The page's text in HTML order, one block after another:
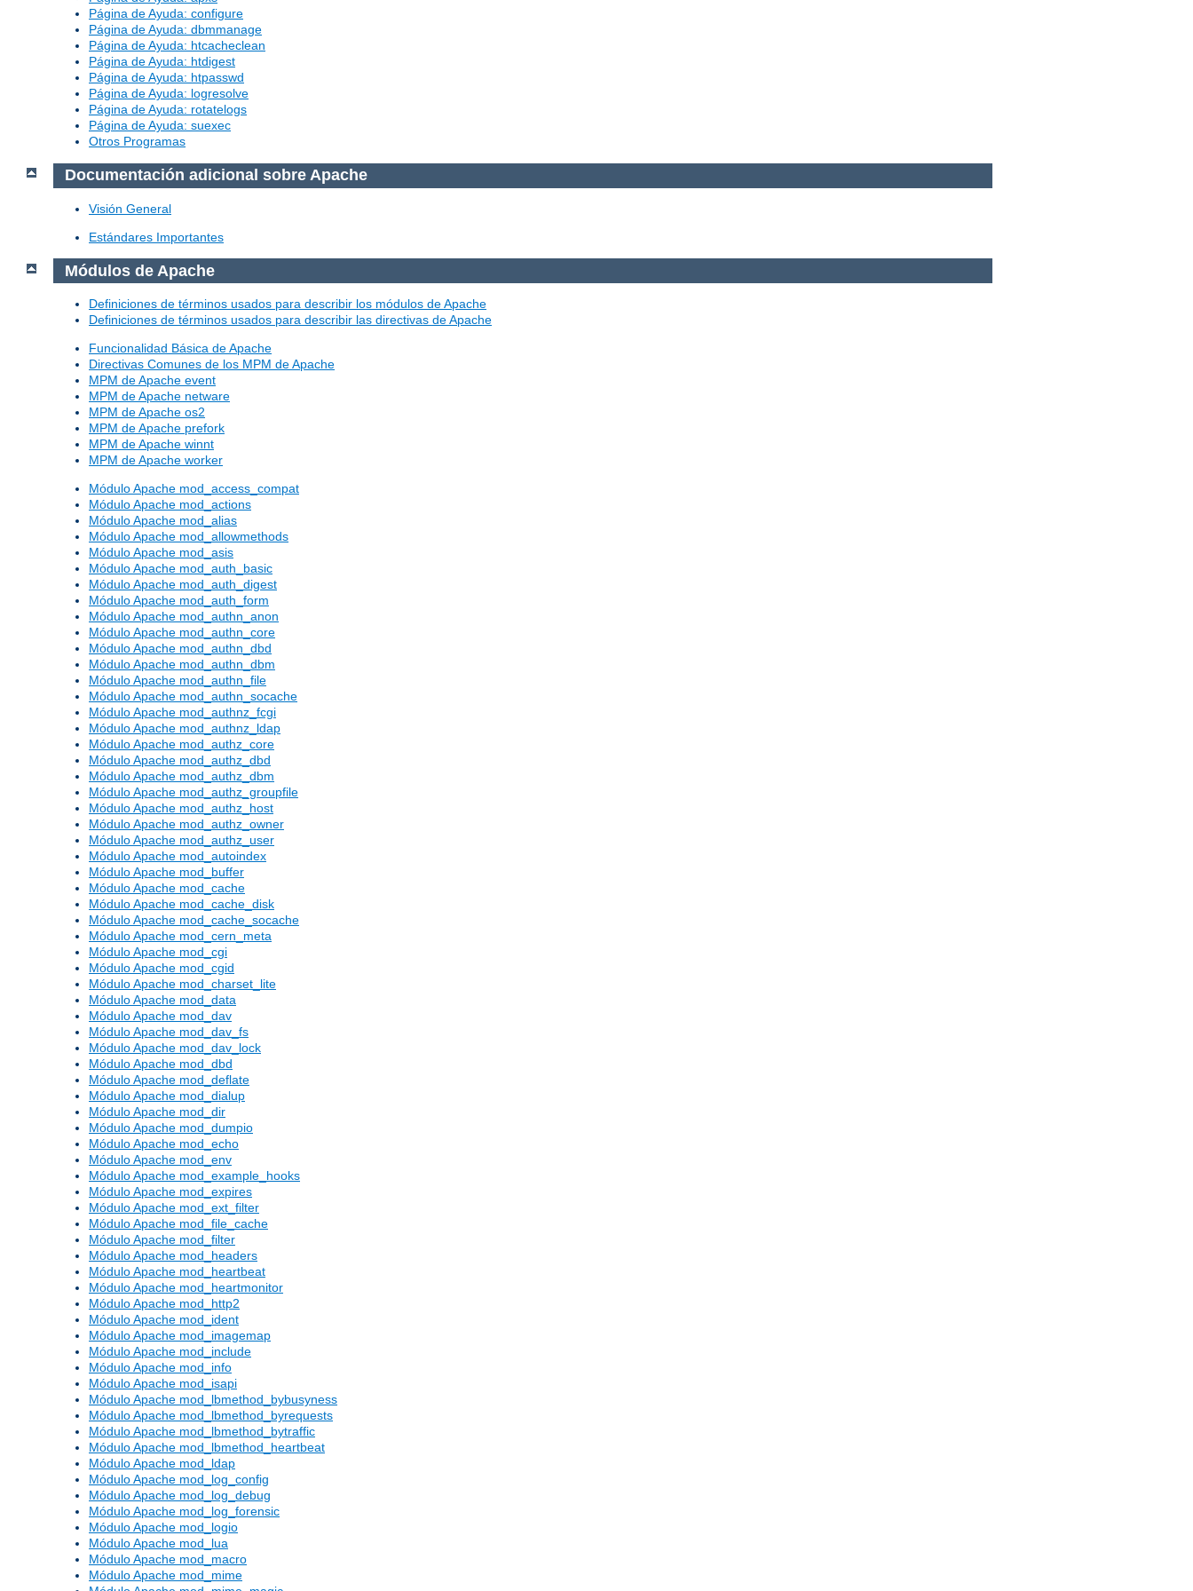
Página de Ayuda: configure
Página de Ayuda: dbmmanage
Página de Ayuda: htcacheclean
Página de Ayuda: htdigest
Página de Ayuda: htpasswd
Página de Ayuda: logresolve
Página de Ayuda: rotatelogs
Página de Ayuda: suexec
Otros Programas
Documentación adicional sobre Apache
Visión General
Estándares Importantes
Módulos de Apache
Definiciones de términos usados para describir los módulos de Apache
Definiciones de términos usados para describir las directivas de Apache
Funcionalidad Básica de Apache
Directivas Comunes de los MPM de Apache
MPM de Apache event
MPM de Apache netware
MPM de Apache os2
MPM de Apache prefork
MPM de Apache winnt
MPM de Apache worker
Módulo Apache mod_access_compat
Módulo Apache mod_actions
Módulo Apache mod_alias
Módulo Apache mod_allowmethods
Módulo Apache mod_asis
Módulo Apache mod_auth_basic
Módulo Apache mod_auth_digest
Módulo Apache mod_auth_form
Módulo Apache mod_authn_anon
Módulo Apache mod_authn_core
Módulo Apache mod_authn_dbd
Módulo Apache mod_authn_dbm
Módulo Apache mod_authn_file
Módulo Apache mod_authn_socache
Módulo Apache mod_authnz_fcgi
Módulo Apache mod_authnz_ldap
Módulo Apache mod_authz_core
Módulo Apache mod_authz_dbd
Módulo Apache mod_authz_dbm
Módulo Apache mod_authz_groupfile
Módulo Apache mod_authz_host
Módulo Apache mod_authz_owner
Módulo Apache mod_authz_user
Módulo Apache mod_autoindex
Módulo Apache mod_buffer
Módulo Apache mod_cache
Módulo Apache mod_cache_disk
Módulo Apache mod_cache_socache
Módulo Apache mod_cern_meta
Módulo Apache mod_cgi
Módulo Apache mod_cgid
Módulo Apache mod_charset_lite
Módulo Apache mod_data
Módulo Apache mod_dav
Módulo Apache mod_dav_fs
Módulo Apache mod_dav_lock
Módulo Apache mod_dbd
Módulo Apache mod_deflate
Módulo Apache mod_dialup
Módulo Apache mod_dir
Módulo Apache mod_dumpio
Módulo Apache mod_echo
Módulo Apache mod_env
Módulo Apache mod_example_hooks
Módulo Apache mod_expires
Módulo Apache mod_ext_filter
Módulo Apache mod_file_cache
Módulo Apache mod_filter
Módulo Apache mod_headers
Módulo Apache mod_heartbeat
Módulo Apache mod_heartmonitor
Módulo Apache mod_http2
Módulo Apache mod_ident
Módulo Apache mod_imagemap
Módulo Apache mod_include
Módulo Apache mod_info
Módulo Apache mod_isapi
Módulo Apache mod_lbmethod_bybusyness
Módulo Apache mod_lbmethod_byrequests
Módulo Apache mod_lbmethod_bytraffic
Módulo Apache mod_lbmethod_heartbeat
Módulo Apache mod_ldap
Módulo Apache mod_log_config
Módulo Apache mod_log_debug
Módulo Apache mod_log_forensic
Módulo Apache mod_logio
Módulo Apache mod_lua
Módulo Apache mod_macro
Módulo Apache mod_mime